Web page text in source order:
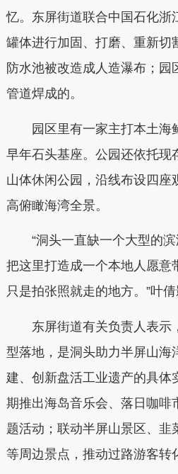
忆。东屏街道联合中国石化浙
罐体进行加固、打磨、重新切
防水池被改造成人造瀑布；园
管道焊成的。
园区里有一家主打本土海鲜
早年石头基座。公园还依托现
山体休闲公园，沿线布设四座
高俯瞰海湾全景。
“洞头一直缺一个大型的滨
把这里打造成一个本地人愿意
只是拍张照就走的地方。”叶倩
东屏街道有关负责人表示
型落地，是洞头助力半屏山海
建、创新盘活工业遗产的具体
期推出海岛音乐会、落日咖啡
题活动；联动半屏山景区、韭
等周边景点，推动过路游客转